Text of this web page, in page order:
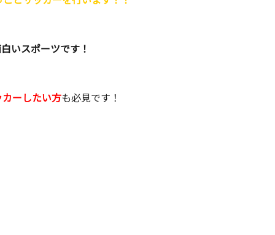
いスポーツです！
ーしたい方も必見です！